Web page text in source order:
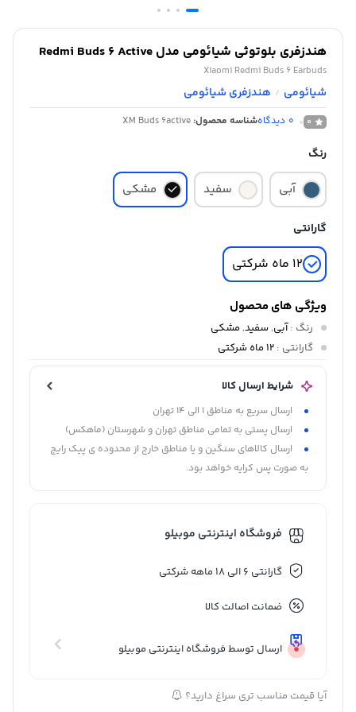
هندزفری بلوتوثی شیائومی مدل Redmi Buds 6 Active
Xiaomi Redmi Buds 6 Earbuds
شیائومی / هندزفری شیائومی
0
0 دیدگاهشناسه محصول: XM Buds 6active
رنگ
آبی سفید مشکی
گارانتی
12 ماه شرکتی
ویژگی های محصول
رنگ :آبی, سفید, مشکی
گارانتی : 12 ماه شرکتی
شرایط ارسال کالا
ارسال سریع به مناطق 1 الی 14 تهران
ارسال پستی به تمامی مناطق تهران و شهرستان (ماهکس)
ارسال کالاهای سنگین و یا مناطق خارج از محدوده ی پیک رایج
به صورت پس کرایه خواهد بود.
فروشگاه اینترنتی موبیلو
گارانتی 6 الی 18 ماهه شرکتی
ضمانت اصالت کالا
ارسال توسط فروشگاه اینترنتی موبیلو
آیا قیمت مناسب تری سراغ دارید؟